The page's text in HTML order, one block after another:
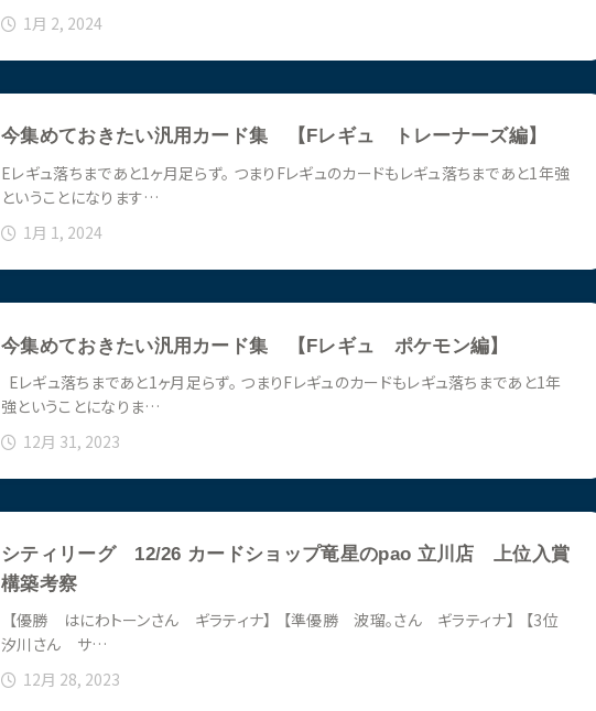
1月 2, 2024
今集めておきたい汎用カード集 【Fレギュ トレーナーズ編】
Eレギュ落ちまであと1ヶ月足らず。 つまりFレギュのカードもレギュ落ちまであと1年強
ということになります…
1月 1, 2024
今集めておきたい汎用カード集 【Fレギュ ポケモン編】
Eレギュ落ちまであと1ヶ月足らず。 つまりFレギュのカードもレギュ落ちまであと1年
強ということになりま…
12月 31, 2023
シティリーグ 12/26 カードショップ竜星のpao 立川店 上位入賞
構築考察
【優勝 はにわトーンさん ギラティナ】 【準優勝 波瑠。さん ギラティナ】 【3位
汐川さん サ…
12月 28, 2023